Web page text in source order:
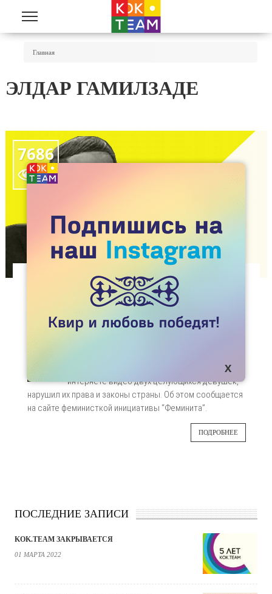
Перейти к основному содержанию
Главная
ЭЛДАР ГАМИЛЗАДЕ
7686

ЛЕСБИЯНКИ ВЫИГРАЛИ ПРОЦЕСС В
ВЕРХОВНОМ СУДЕ КАЗАХСТАНА
28
фамилия Мамедов), распространивший в
интернете видео двух целующихся девушек,
нарушил их права и законы страны. Об этом сообщается
на сайте феминисткой инициативы “Феминита”.
ПОДРОБНЕЕ
ПОСЛЕДНИЕ ЗАПИСИ
KOK.TEAM ЗАКРЫВАЕТСЯ
01 МАРТА 2022